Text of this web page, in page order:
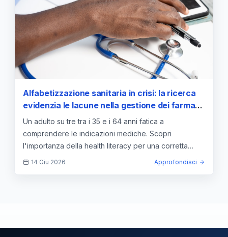
Alfabetizzazione sanitaria in crisi: la ricerca
evidenzia le lacune nella gestione dei farmaci
per gli adulti di mezza età
Un adulto su tre tra i 35 e i 64 anni fatica a
comprendere le indicazioni mediche. Scopri
l'importanza della health literacy per una corretta
gestione dei farmaci.
14 Giu 2026 Approfondisci